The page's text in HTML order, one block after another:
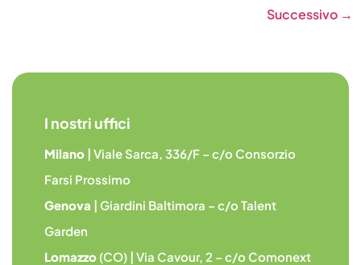
Successivo →
I nostri uffici
Milano | Viale Sarca, 336/F – c/o Consorzio
Farsi Prossimo
Genova | Giardini Baltimora – c/o Talent
Garden
Lomazzo (CO) | Via Cavour, 2 – c/o Comonext